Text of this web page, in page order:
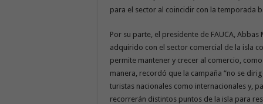
para el sector al coincidir con la temporada
Por su parte, el presidente de FAUCA,
adquirido con el sector comercial de la isla
permite mantener y crecer al comercio,
manera, recordó que la campaña “no se
turistas nacionales como internacionales y,
recorrerán distintos puntos de la isla para